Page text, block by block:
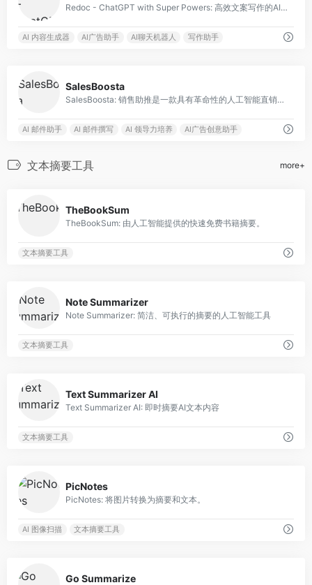
Redoc - ChatGPT with Super Powers: 高效文案写作的AI工具。
AI 内容生成器 AI广告助手 AI聊天机器人 写作助手
SalesBoosta
SalesBoosta: 销售助推是一款具有革命性的人工智能直销复制工具，帮助用户在几秒钟内生成有说服力的销售和营销内容。
AI 邮件助手 AI 邮件撰写 AI 领导力培养 AI广告创意助手
文本摘要工具 more+
TheBookSum
TheBookSum: 由人工智能提供的快速免费书籍摘要。
文本摘要工具
Note Summarizer
Note Summarizer: 简洁、可执行的摘要的人工智能工具
文本摘要工具
Text Summarizer AI
Text Summarizer AI: 即时摘要AI文本内容
文本摘要工具
PicNotes
PicNotes: 将图片转换为摘要和文本。
AI 图像扫描 文本摘要工具
Go Summarize